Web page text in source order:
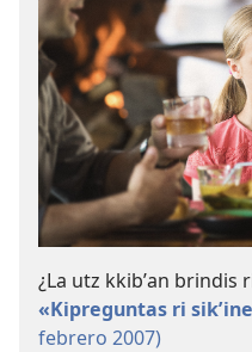
¿La utz kkibʼan brindis
«Kipreguntas ri
febrero 2007)